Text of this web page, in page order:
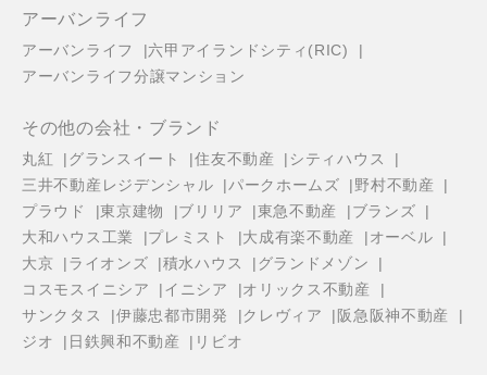
アーバンライフ
アーバンライフ
六甲アイランドシティ(RIC)
アーバンライフ分譲マンション
その他の会社・ブランド
丸紅 グランスイート 住友不動産
シティハウス
三井不動産レジデンシャル
パークホームズ
野村不動産
プラウド
東京建物 ブリリア 東急不動産
ブランズ
大和ハウス工業
プレミスト 大成有楽不動産
オーベル
大京
ライオンズ 積水ハウス
グランドメゾン
コスモスイニシア
イニシア
オリックス不動産
サンクタス
伊藤忠都市開発 クレヴィア
阪急阪神不動産
ジオ
日鉄興和不動産 リビオ